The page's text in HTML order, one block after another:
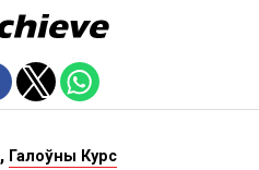
, Галоўны Курс